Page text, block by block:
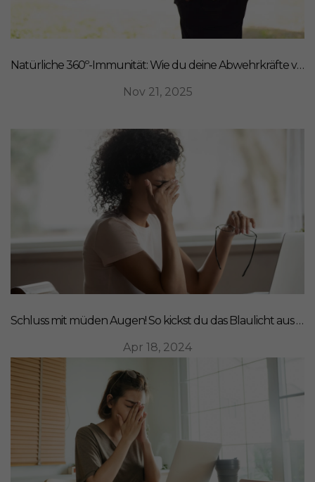
Natürliche 360º-Immunität: Wie du deine Abwehrkräfte von innen stärkst
Nov 21, 2025
Schluss mit müden Augen! So kickst du das Blaulicht aus deinem Leben
Apr 18, 2024